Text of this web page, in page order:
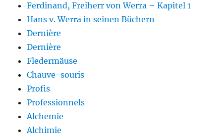
Ferdinand, Freiherr von Werra – Kapitel 1
Hans v. Werra in seinen Büchern
Dernière
Dernière
Fledermäuse
Chauve-souris
Profis
Professionnels
Alchemie
Alchimie